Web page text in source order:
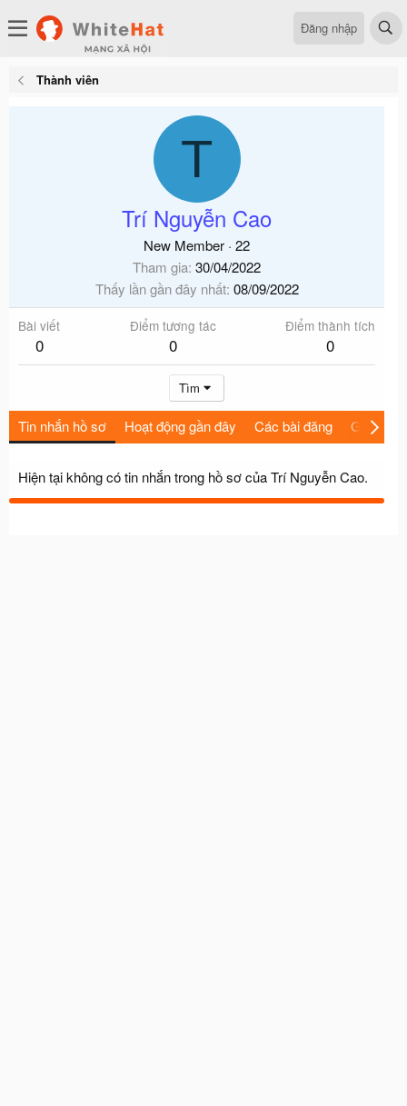
Đăng nhập
Thành viên
T
Trí Nguyễn Cao
New Member · 22
Tham gia 30/04/2022
Thấy lần gần đây nhất 08/09/2022
Bài viết
0
Điểm tương tác
0
Điểm thành tích
0
Tìm
Tin nhắn hồ sơ Hoạt động gần đây Các bài đăng Giới thiệu
Hiện tại không có tin nhắn trong hồ sơ của Trí Nguyễn Cao.